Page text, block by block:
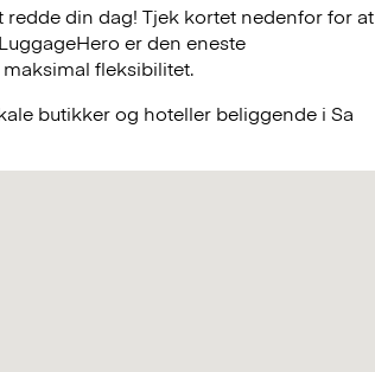
din dag! Tjek kortet nedenfor for at
er den eneste
fleksibilitet.
butikker og hoteller beliggende i Sa